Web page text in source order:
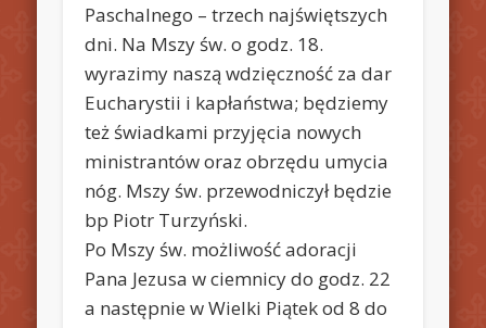
Paschalnego – trzech najświętszych
dni. Na Mszy św. o godz. 18.
wyrazimy naszą wdzięczność za dar
Eucharystii i kapłaństwa; będziemy
też świadkami przyjęcia nowych
ministrantów oraz obrzędu umycia
nóg. Mszy św. przewodniczył będzie
bp Piotr Turzyński.
Po Mszy św. możliwość adoracji
Pana Jezusa w ciemnicy do godz. 22
a następnie w Wielki Piątek od 8 do